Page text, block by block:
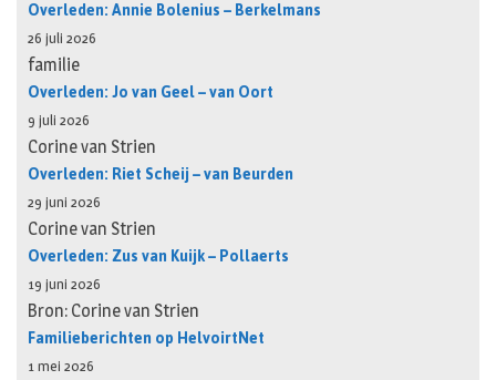
Overleden: Annie Bolenius – Berkelmans
26 juli 2026
familie
Overleden: Jo van Geel – van Oort
9 juli 2026
Corine van Strien
Overleden: Riet Scheij – van Beurden
29 juni 2026
Corine van Strien
Overleden: Zus van Kuijk – Pollaerts
19 juni 2026
Bron: Corine van Strien
Familieberichten op HelvoirtNet
1 mei 2026